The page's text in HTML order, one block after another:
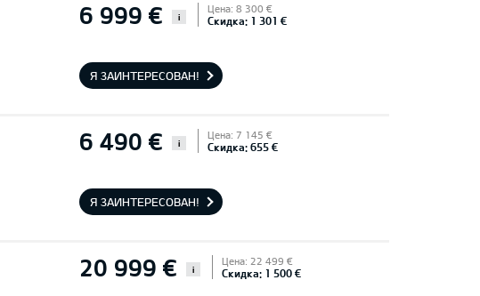
6 999 € i
Цена: 8 300 €
Скидка: 1 301 €
Я ЗАИНТЕРЕСОВАН!
6 490 € i
Цена: 7 145 €
Скидка: 655 €
Я ЗАИНТЕРЕСОВАН!
20 999 € i
Цена: 22 499 €
Скидка: 1 500 €